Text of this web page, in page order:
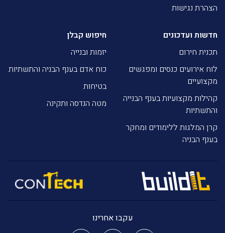
הצהרת נגישות
חדשות ועדכונים
תכנית חירום
לוח אירועים כנסים ומפגשים
מקצועיים
קהילות מקצועיות בענף הבנייה
והתשתיות
קרן המלגות ללימודים ומחקר
בענף הבניה
חיפוש קבלן
יזמות ובנייה
כוח אדם בענף הבניה והתשתיות
בטיחות
מטה הנדסה ותקינה
עקבו אחרינו